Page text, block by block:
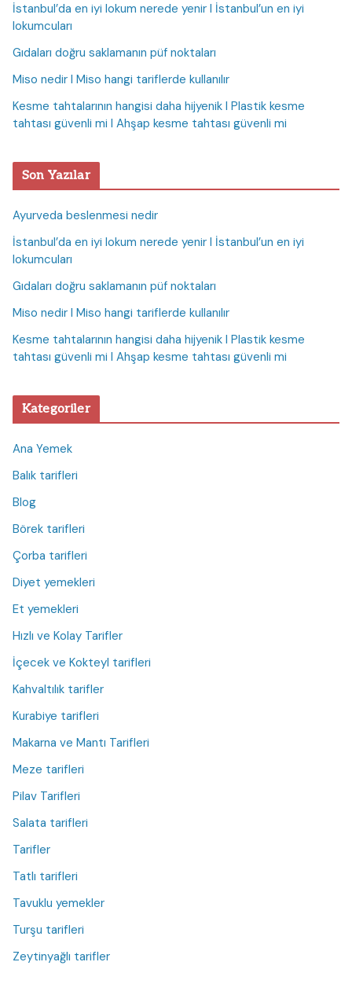
İstanbul’da en iyi lokum nerede yenir I İstanbul’un en iyi
lokumcuları
Gıdaları doğru saklamanın püf noktaları
Miso nedir I Miso hangi tariflerde kullanılır
Kesme tahtalarının hangisi daha hijyenik I Plastik kesme
tahtası güvenli mi I Ahşap kesme tahtası güvenli mi
Son Yazılar
Ayurveda beslenmesi nedir
İstanbul’da en iyi lokum nerede yenir I İstanbul’un en iyi
lokumcuları
Gıdaları doğru saklamanın püf noktaları
Miso nedir I Miso hangi tariflerde kullanılır
Kesme tahtalarının hangisi daha hijyenik I Plastik kesme
tahtası güvenli mi I Ahşap kesme tahtası güvenli mi
Kategoriler
Ana Yemek
Balık tarifleri
Blog
Börek tarifleri
Çorba tarifleri
Diyet yemekleri
Et yemekleri
Hızlı ve Kolay Tarifler
İçecek ve Kokteyl tarifleri
Kahvaltılık tarifler
Kurabiye tarifleri
Makarna ve Mantı Tarifleri
Meze tarifleri
Pilav Tarifleri
Salata tarifleri
Tarifler
Tatlı tarifleri
Tavuklu yemekler
Turşu tarifleri
Zeytinyağlı tarifler